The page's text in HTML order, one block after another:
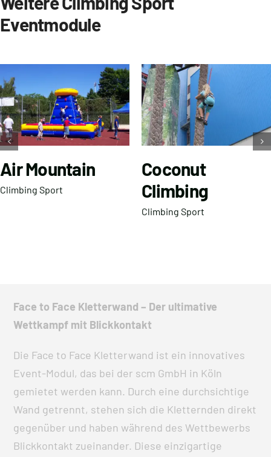
Eventmodule
Air Mountain
Climbing Sport
Coconut
Climbing
Climbing Sport
Face to Face Kletterwand – Der ultimative
Wettkampf mit Blickkontakt
Die Face to Face Kletterwand ist ein innovatives
Event-Modul, das bei der scm GmbH in Köln
gemietet werden kann. Durch eine durchsichtige
Wand getrennt, stehen sich die Kletternden direkt
gegenüber und haben während des Wettbewerbs
Blickkontakt zueinander. Diese einzigartige